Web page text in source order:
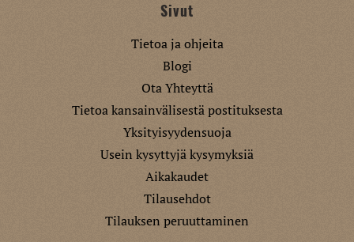
Sivut
Tietoa ja ohjeita
Blogi
Ota Yhteyttä
Tietoa kansainvälisestä postituksesta
Yksityisyydensuoja
Usein kysyttyjä kysymyksiä
Aikakaudet
Tilausehdot
Tilauksen peruuttaminen